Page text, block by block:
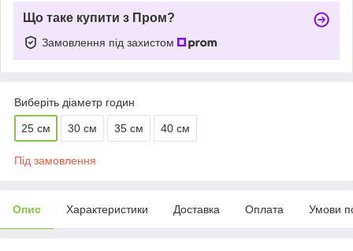
Що таке купити з Пром?
Замовлення під захистом
Виберіть діаметр годин
25 см 30 см 35 см 40 см
Під замовлення
Опис Характеристики Доставка Оплата Умови